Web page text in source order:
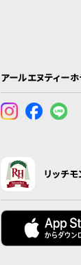
アールエヌティー
リッチ